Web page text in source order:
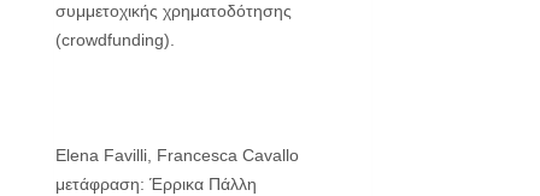
συμμετοχικής χρηματοδότησης
(crowdfunding).
Elena Favilli, Francesca Cavallo
μετάφραση: Έρρικα Πάλλη